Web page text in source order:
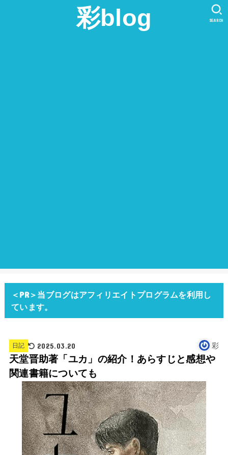
彩blog SEARCH
＜PR＞当ブログはアフィリエイトプログラムを利用し
ています。
日記 2025.03.20 彩
天堂晋助著「ユカ」の紹介！あらすじと感想や
関連書籍についても